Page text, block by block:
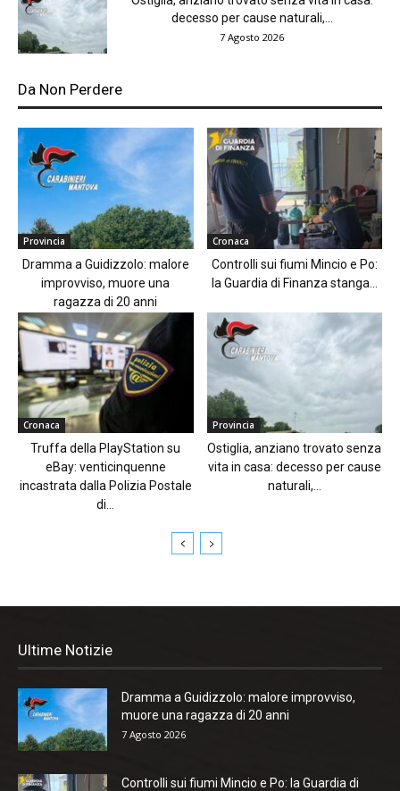
decesso per cause naturali,...
7 Agosto 2026
Da Non Perdere
Provincia
Dramma a Guidizzolo: malore
improvviso, muore una
ragazza di 20 anni
Cronaca
Controlli sui fiumi Mincio e Po:
la Guardia di Finanza stanga...
Cronaca
Truffa della PlayStation su
eBay: venticinquenne
incastrata dalla Polizia Postale
di...
Provincia
Ostiglia, anziano trovato senza
vita in casa: decesso per cause
naturali,...
Ultime Notizie
Dramma a Guidizzolo: malore improvviso,
muore una ragazza di 20 anni
7 Agosto 2026
Controlli sui fiumi Mincio e Po: la Guardia di